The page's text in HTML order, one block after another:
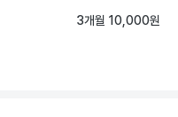
3개월 10,000원